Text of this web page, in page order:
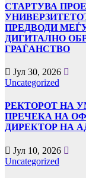
СТАРТУВА
ПРЕДВОДИ
ДИГИТАЛНО
ГРАЃАНСТВО
Јул 30, 2026
Uncategorized
РЕКТОРОТ НА
ПРЕЧЕКА НА
ДИРЕКТОР НА
Јул 10, 2026
Uncategorized